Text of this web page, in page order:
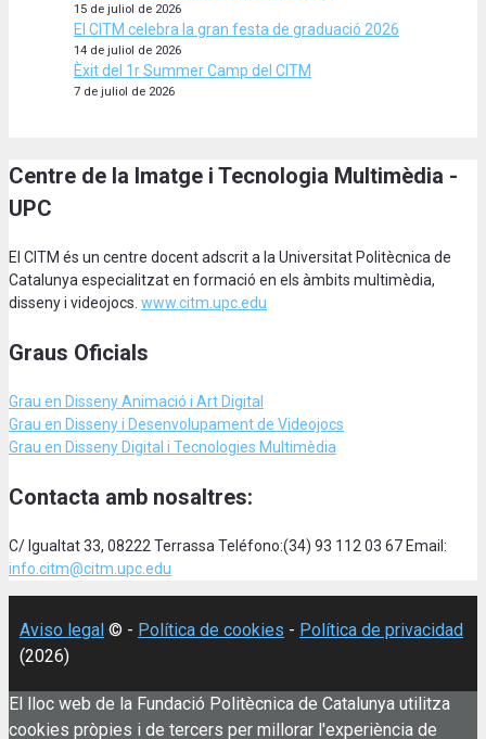
15 de juliol de 2026
El CITM celebra la gran festa de graduació 2026
14 de juliol de 2026
Èxit del 1r Summer Camp del CITM
7 de juliol de 2026
Centre de la Imatge i Tecnologia Multimèdia -
UPC
El CITM és un centre docent adscrit a la Universitat Politècnica de
Catalunya especialitzat en formació en els àmbits multimèdia,
disseny i videojocs. www.citm.upc.edu
Graus Oficials
Grau en Disseny Animació i Art Digital
Grau en Disseny i Desenvolupament de Videojocs
Grau en Disseny Digital i Tecnologies Multimèdia
Contacta amb nosaltres:
C/ Igualtat 33, 08222 Terrassa Teléfono:(34) 93 112 03 67 Email:
info.citm@citm.upc.edu
Aviso legal © - Política de cookies - Política de privacidad
(2026)
El lloc web de la Fundació Politècnica de Catalunya utilitza
cookies pròpies i de tercers per millorar l'experiència de